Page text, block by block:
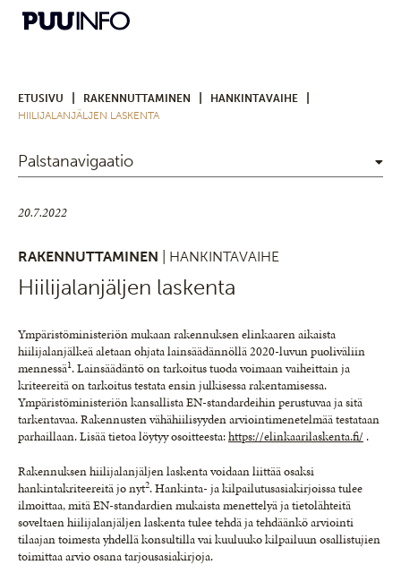
ETUSIVU RAKENNUTTAMINEN HANKINTAVAIHE
HIILIJALANJÄLJEN LASKENTA
Palstanavigaatio
20.7.2022
RAKENNUTTAMINEN | HANKINTAVAIHE
Hiilijalanjäljen laskenta
Ympäristöministeriön mukaan rakennuksen elinkaaren aikaista
hiilijalanjälkeä aletaan ohjata lainsäädännöllä 2020-luvun puoliväliin
mennessä1. Lainsäädäntö on tarkoitus tuoda voimaan vaiheittain ja
kriteereitä on tarkoitus testata ensin julkisessa rakentamisessa.
Ympäristöministeriön kansallista EN-standardeihin perustuvaa ja sitä
tarkentavaa. Rakennusten vähähiilisyyden arviointimenetelmää testataan
parhaillaan. Lisää tietoa löytyy osoitteesta:https://elinkaarilaskenta.fi/ .
Rakennuksen hiilijalanjäljen laskenta voidaan liittää osaksi
hankintakriteereitä jo nyt2. Hankinta- ja kilpailutusasiakirjoissa tulee
ilmoittaa, mitä EN-standardien mukaista menettelyä ja tietolähteitä
soveltaen hiilijalanjäljen laskenta tulee tehdä ja tehdäänkö arviointi
tilaajan toimesta yhdellä konsultilla vai kuuluuko kilpailuun osallistujien
toimittaa arvio osana tarjousasiakirjoja.